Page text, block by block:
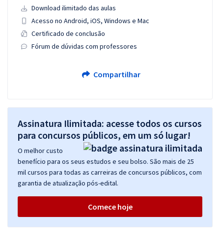
Download ilimitado das aulas
Acesso no Android, iOS, Windows e Mac
Certificado de conclusão
Fórum de dúvidas com professores
Compartilhar
Assinatura Ilimitada: acesse todos os cursos
para concursos públicos, em um só lugar!
O melhor custo
benefício para os seus estudos e seu bolso. São mais de 25
mil cursos para todas as carreiras de concursos públicos, com
garantia de atualização pós-edital.
Comece hoje